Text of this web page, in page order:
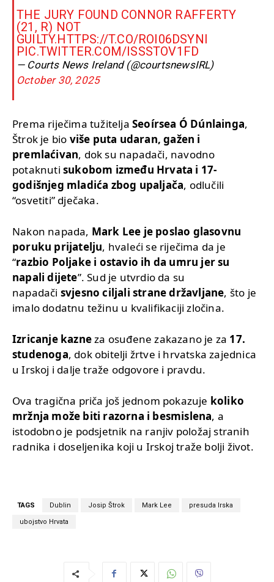
THE JURY FOUND CONNOR RAFFERTY
(21, R) NOT
GUILTY.HTTPS://T.CO/ROI06DSYNI
PIC.TWITTER.COM/ISSSTOV1FD
— Courts News Ireland (@courtsnewsIRL)
October 30, 2025
Prema riječima tužitelja Seoírsea Ó Dúnlainga,
Štrok je bio više puta udaran, gažen i
premlaćivan, dok su napadači, navodno
potaknuti sukobom između Hrvata i 17-
godišnjeg mladića zbog upaljača, odlučili
“osvetiti” dječaka.
Nakon napada, Mark Lee je poslao glasovnu
poruku prijatelju, hvaleći se riječima da je
“razbio Poljake i ostavio ih da umru jer su
napali dijete”. Sud je utvrdio da su
napadači svjesno ciljali strane državljane, što je
imalo dodatnu težinu u kvalifikaciji zločina.
Izricanje kazne za osuđene zakazano je za 17.
studenoga, dok obitelji žrtve i hrvatska zajednica
u Irskoj i dalje traže odgovore i pravdu.
Ova tragična priča još jednom pokazuje koliko
mržnja može biti razorna i besmislena, a
istodobno je podsjetnik na ranjiv položaj stranih
radnika i doseljenika koji u Irskoj traže bolji život.
TAGS Dublin Josip Štrok Mark Lee presuda Irska
ubojstvo Hrvata